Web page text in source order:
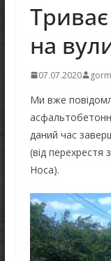
на
07.07.2020
Ми вже
даний час
(від перехрестя
Носа).